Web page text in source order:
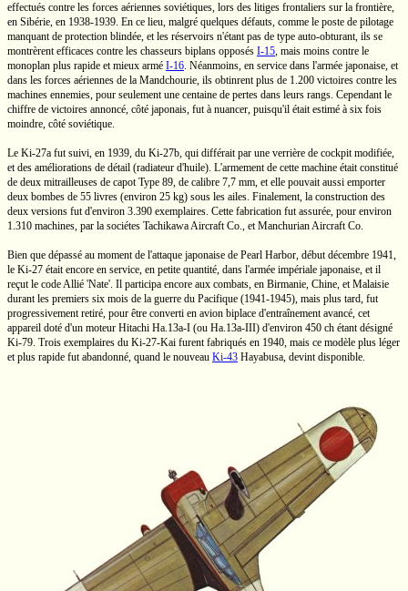
effectués contre les forces aériennes soviétiques, lors des litiges frontaliers sur la frontière,
en Sibérie, en 1938-1939. En ce lieu, malgré quelques défauts, comme le poste de pilotage
manquant de protection blindée, et les réservoirs n'étant pas de type auto-obturant, ils se
montrèrent efficaces contre les chasseurs biplans opposés I-15, mais moins contre le
monoplan plus rapide et mieux armé I-16. Néanmoins, en service dans l'armée japonaise, et
dans les forces aériennes de la Mandchourie, ils obtinrent plus de 1.200 victoires contre les
machines ennemies, pour seulement une centaine de pertes dans leurs rangs. Cependant le
chiffre de victoires annoncé, côté japonais, fut à nuancer, puisqu'il était estimé à six fois
moindre, côté soviétique.
Le Ki-27a fut suivi, en 1939, du Ki-27b, qui différait par une verrière de cockpit modifiée,
et des améliorations de détail (radiateur d'huile). L'armement de cette machine était constitué
de deux mitrailleuses de capotType 89, de calibre 7,7 mm, et elle pouvait aussi emporter
deux bombes de 55 livres (environ 25 kg) sous les ailes. Finalement, la construction des
deux versions fut d'environ 3.390 exemplaires. Cette fabrication fut assurée, pour environ
1.310 machines, par la sociétes TachikawaAircraft Co., et ManchurianAircraft Co.
Bien que dépassé au moment de l'attaque japonaise de Pearl Harbor, début décembre 1941,
le Ki-27 était encore en service, en petite quantité, dans l'armée impériale japonaise, et il
reçut le code Allié 'Nate'. Il participa encore aux combats, en Birmanie, Chine, et Malaisie
durant les premiers six mois de la guerre du Pacifique (1941-1945), mais plus tard, fut
progressivement retiré, pour être converti en avion biplace d'entraînement avancé, cet
appareil doté d'un moteur Hitachi Ha.13a-I (ou Ha.13a-III) d'environ 450 ch étant désigné
Ki-79. Trois exemplaires du Ki-27-Kai furent fabriqués en 1940, mais ce modèle plus léger
et plus rapide fut abandonné, quand le nouveau Ki-43 Hayabusa, devint disponible.